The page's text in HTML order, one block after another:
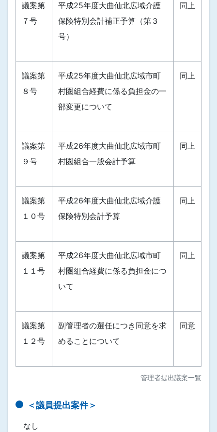
管理者提出議案一覧
議案第
７号
平成25年度大曲仙北広域介護
保険特別会計補正予算（第３
号）
同上
議案第
８号
平成25年度大曲仙北広域市町
村圏組合経費に係る負担金の一
部変更について
同上
議案第
９号
平成26年度大曲仙北広域市町
村圏組合一般会計予算
同上
議案第
１０号
平成26年度大曲仙北広域介護
保険特別会計予算
同上
議案第
１１号
平成26年度大曲仙北広域市町
村圏組合経費に係る負担金につ
いて
同上
議案第
１２号
副管理者の選任につき同意を求
めることについて
同意
＜議員提出案件＞
なし